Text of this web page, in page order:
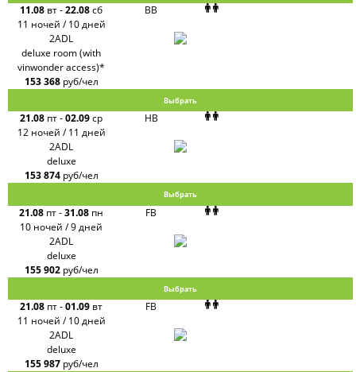
11.08 вт-22.08сб
11 ночей / 10 дней
BB
2ADL
deluxe room (with
vinwonder access)*
153 368 руб/чел
Выбрать
21.08 пт-02.09ср
12 ночей / 11 дней
HB
2ADL
deluxe
153 874 руб/чел
Выбрать
21.08 пт-31.08 пн
10 ночей / 9 дней
FB
2ADL
deluxe
155 902 руб/чел
Выбрать
21.08 пт-01.09 вт
11 ночей / 10 дней
FB
2ADL
deluxe
155 987 руб/чел